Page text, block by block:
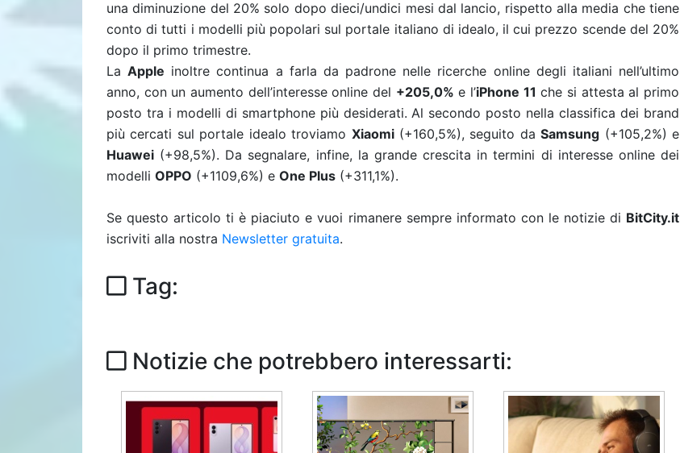
una diminuzione del 20% solo dopo dieci/undici mesi dal lancio, rispetto alla media che tiene
conto di tutti i modelli più popolari sul portale italiano di idealo, il cui prezzo scende del 20%
dopo il primo trimestre.
LaApple inoltre continua a farla da padrone nelle ricerche online degli italiani nell’ultimo
anno, con un aumento dell’interesse online del +205,0% e l’iPhone 11 che si attesta al primo
posto tra i modelli di smartphone più desiderati. Al secondo posto nella classifica dei brand
più cercati sul portale idealo troviamo Xiaomi(+160,5%), seguito daSamsung (+105,2%) e
Huawei (+98,5%). Da segnalare, infine, la grande crescita in termini di interesse online dei
modelli OPPO (+1109,6%) e One Plus (+311,1%).
Se questo articolo ti è piaciuto e vuoi rimanere sempre informato con le notizie di BitCity.it
iscriviti alla nostra Newsletter gratuita.
Tag:
Notizie che potrebbero interessarti: